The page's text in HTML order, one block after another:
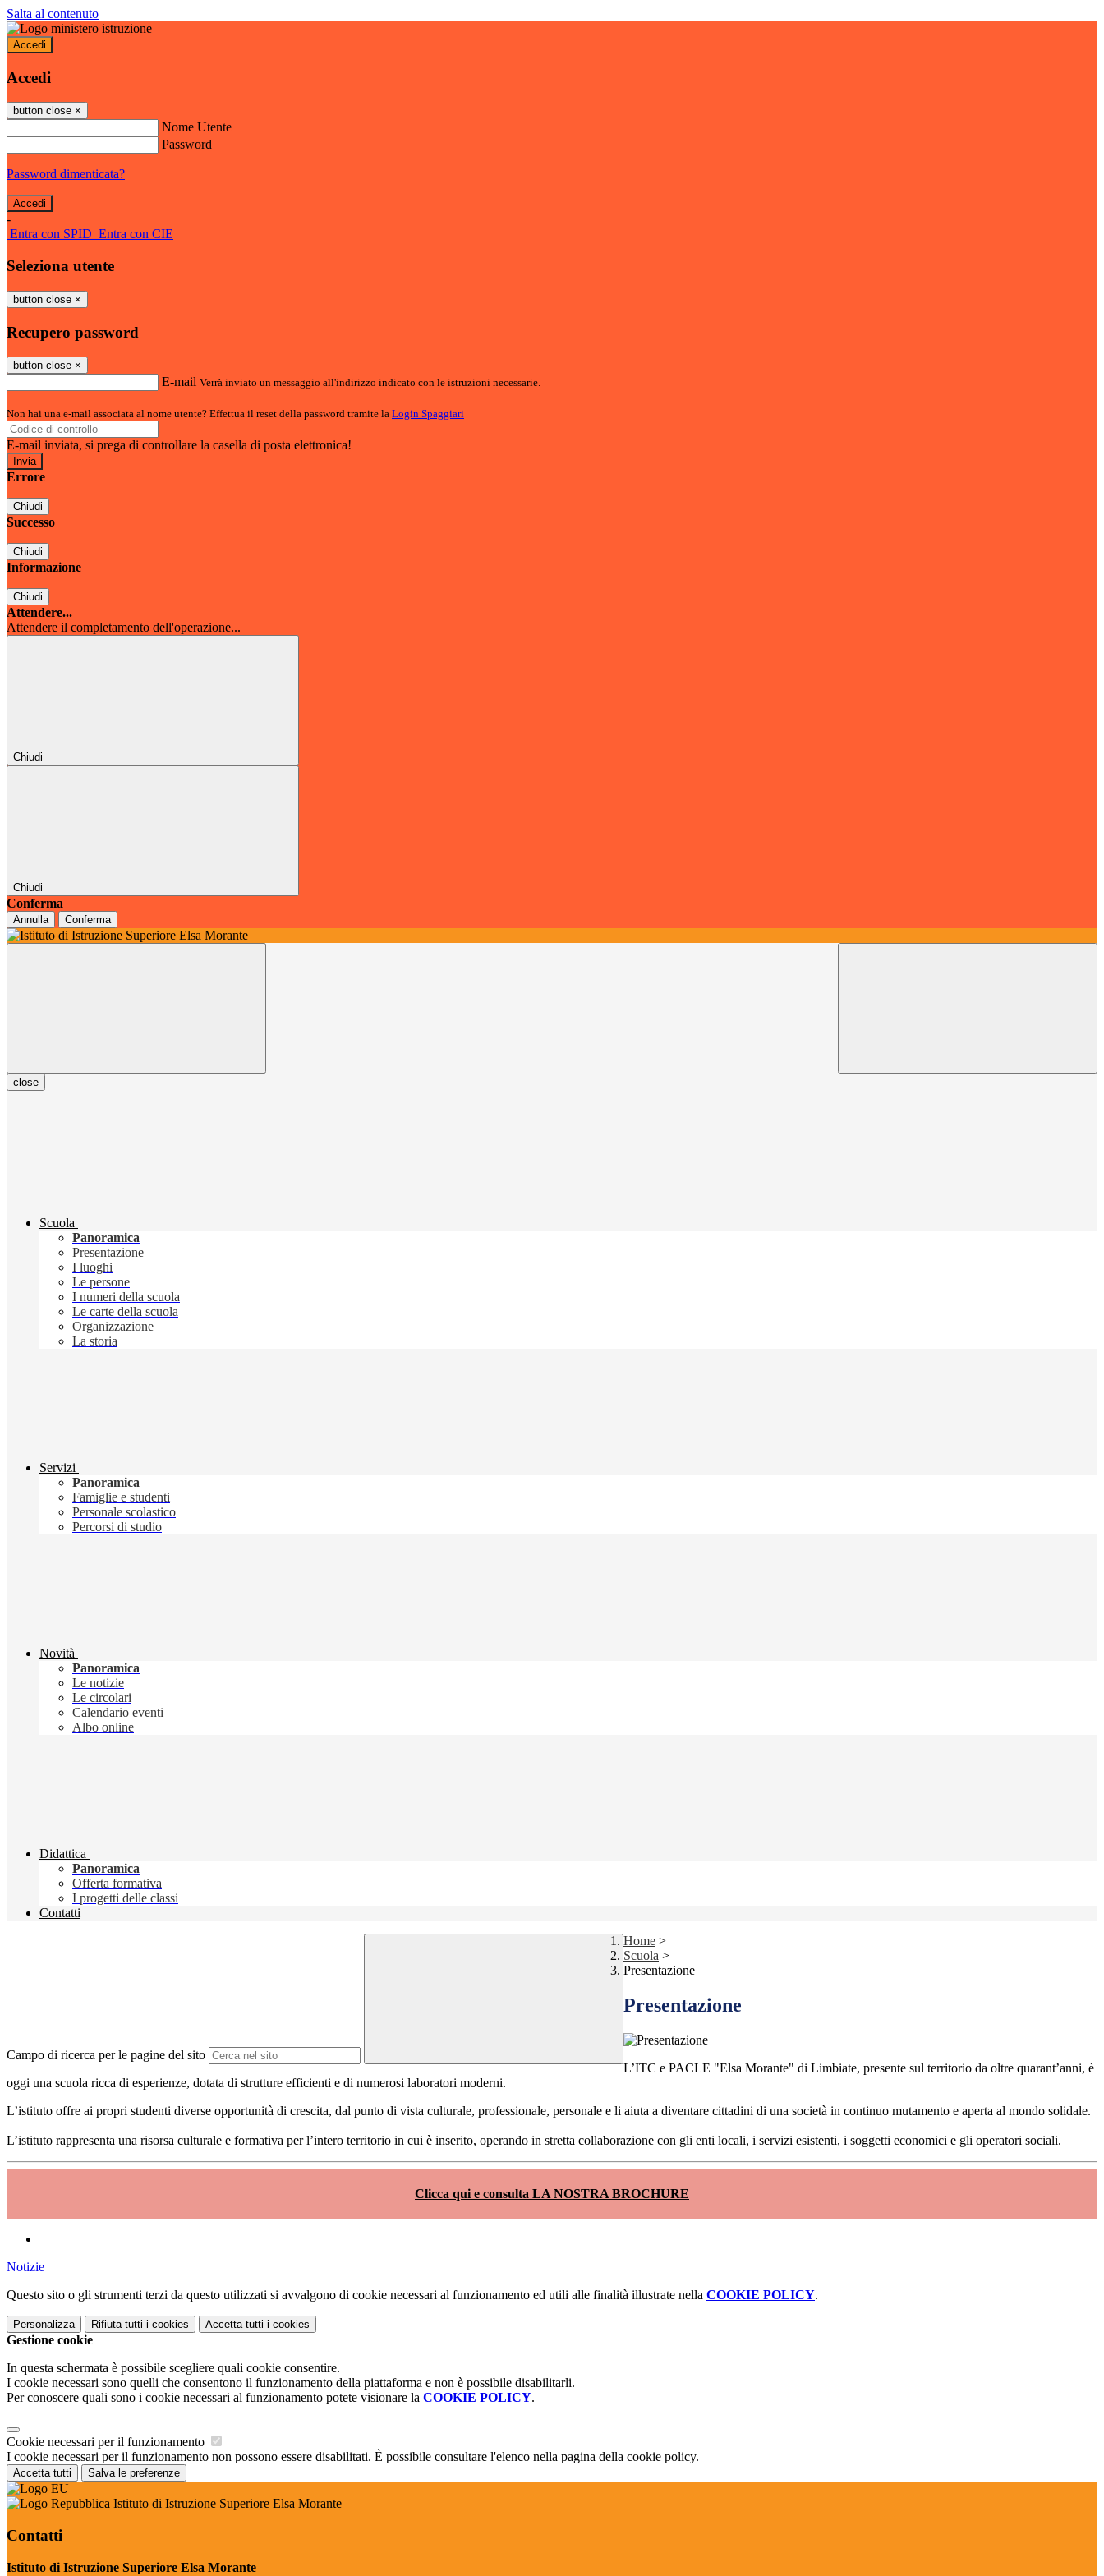
Salta al contenuto
Accedi
Accedi
button close ×
Nome Utente
Password
Password dimenticata?
-
Entra con SPID Entra con CIE
Seleziona utente
button close ×
Recupero password
button close ×
E-mail Verrà inviato un messaggio all'indirizzo indicato con le istruzioni necessarie.
Non hai una e-mail associata al nome utente? Effettua il reset della password tramite la Login Spaggiari
E-mail inviata, si prega di controllare la casella di posta elettronica!
Errore
Chiudi
Successo
Chiudi
Informazione
Chiudi
Attendere...
Attendere il completamento dell'operazione...
Chiudi
Chiudi
Conferma
Annulla Conferma
close
Scuola
Panoramica
Presentazione
I luoghi
Le persone
I numeri della scuola
Le carte della scuola
Organizzazione
La storia
Servizi
Panoramica
Famiglie e studenti
Personale scolastico
Percorsi di studio
Novità
Panoramica
Le notizie
Le circolari
Calendario eventi
Albo online
Didattica
Panoramica
Offerta formativa
I progetti delle classi
Contatti
Campo di ricerca per le pagine del sito
Home >
Scuola >
Presentazione
Presentazione
L’ITC e PACLE "Elsa Morante" di Limbiate, presente sul territorio da oltre quarant’anni, è
oggi una scuola ricca di esperienze, dotata di strutture efficienti e di numerosi laboratori moderni.
L’istituto offre ai propri studenti diverse opportunità di crescita, dal punto di vista culturale, professionale, personale e li aiuta a diventare cittadini di una società in continuo mutamento e aperta al mondo solidale.
L’istituto rappresenta una risorsa culturale e formativa per l’intero territorio in cui è inserito, operando in stretta collaborazione con gli enti locali, i servizi esistenti, i soggetti economici e gli operatori sociali.
Clicca qui e consulta LA NOSTRA BROCHURE
Notizie
Questo sito o gli strumenti terzi da questo utilizzati si avvalgono di cookie necessari al funzionamento ed utili alle finalità illustrate nella COOKIE POLICY.
Personalizza Rifiuta tutti i cookies Accetta tutti i cookies
Gestione cookie
In questa schermata è possibile scegliere quali cookie consentire.
I cookie necessari sono quelli che consentono il funzionamento della piattaforma e non è possibile disabilitarli.
Per conoscere quali sono i cookie necessari al funzionamento potete visionare la COOKIE POLICY.
Cookie necessari per il funzionamento
I cookie necessari per il funzionamento non possono essere disabilitati. È possibile consultare l'elenco nella pagina della cookie policy.
Accetta tutti Salva le preferenze
Istituto di Istruzione Superiore Elsa Morante
Contatti
Istituto di Istruzione Superiore Elsa Morante